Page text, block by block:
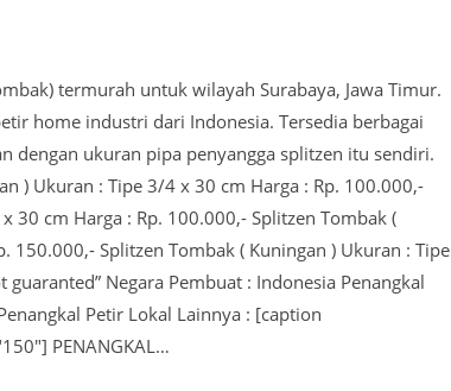
termurah untuk wilayah Surabaya, Jawa Timur.
home industri dari Indonesia. Tersedia berbagai
dengan ukuran pipa penyangga splitzen itu sendiri.
) Ukuran : Tipe 3/4 x 30 cm Harga : Rp. 100.000,-
30 cm Harga : Rp. 100.000,- Splitzen Tombak (
150.000,- Splitzen Tombak ( Kuningan ) Ukuran : Tipe
Negara Pembuat : Indonesia Penangkal
Petir Lokal Lainnya : [caption
PENANGKAL…